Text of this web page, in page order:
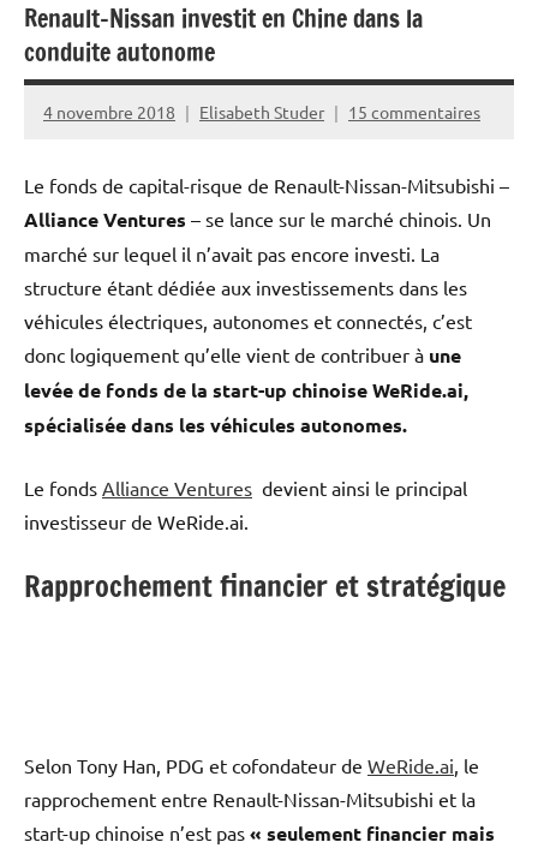
Renault-Nissan investit en Chine dans la
conduite autonome
4 novembre 2018 Elisabeth Studer 15 commentaires
Le fonds de capital-risque de Renault-Nissan-Mitsubishi –
Alliance Ventures – se lance sur le marché chinois. Un
marché sur lequel il n’avait pas encore investi. La
structure étant dédiée aux investissements dans les
véhicules électriques, autonomes et connectés, c’est
donc logiquement qu’elle vient de contribuer à une
levée de fonds de la start-up chinoise WeRide.ai,
spécialisée dans les véhicules autonomes.
Le fonds Alliance Ventures devient ainsi le principal
investisseur de WeRide.ai.
Rapprochement financier et stratégique
Selon Tony Han, PDG et cofondateur de WeRide.ai, le
rapprochement entre Renault-Nissan-Mitsubishi et la
start-up chinoise n’est pas « seulement financier mais